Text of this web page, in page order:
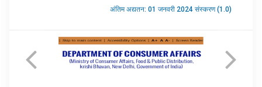
अंतिम अद्यतन: 01 जनवरी 2024 संस्करण (1.0)